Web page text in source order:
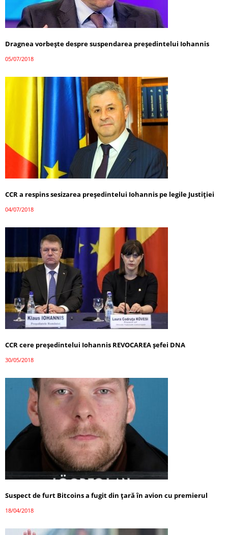
Dragnea vorbește despre suspendarea preşedintelui Iohannis
05/07/2018
CCR a respins sesizarea președintelui Iohannis pe legile Justiției
04/07/2018
CCR cere preşedintelui Iohannis REVOCAREA șefei DNA
30/05/2018
Suspect de furt Bitcoins a fugit din țară în avion cu premierul
18/04/2018